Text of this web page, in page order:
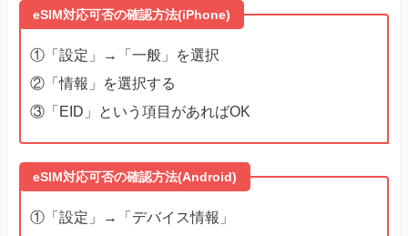
eSIM対応可否の確認方法(iPhone)
①「設定」→「一般」を選択
②「情報」を選択する
③「EID」という項目があればOK
eSIM対応可否の確認方法(Android)
①「設定」→「デバイス情報」